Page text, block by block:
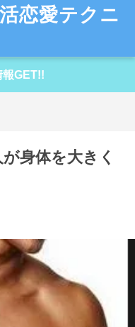
恋愛テクニ
報GET!!
身体を大きく